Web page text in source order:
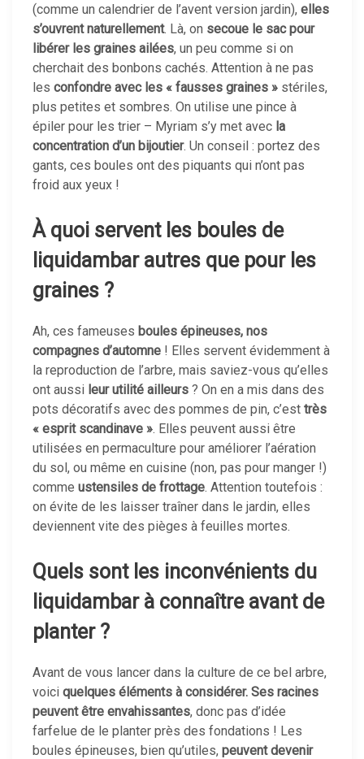
(comme un calendrier de l’avent version jardin), elles
s’ouvrent naturellement. Là, on secoue le sac pour
libérer les graines ailées, un peu comme si on
cherchait des bonbons cachés. Attention à ne pas
les confondre avec les « fausses graines » stériles,
plus petites et sombres. On utilise une pince à
épiler pour les trier – Myriam s’y met avec la
concentration d’un bijoutier. Un conseil : portez des
gants, ces boules ont des piquants qui n’ont pas
froid aux yeux !
À quoi servent les boules de
liquidambar autres que pour les
graines ?
Ah, ces fameuses boules épineuses, nos
compagnes d’automne ! Elles servent évidemment à
la reproduction de l’arbre, mais saviez-vous qu’elles
ont aussi leur utilité ailleurs ? On en a mis dans des
pots décoratifs avec des pommes de pin, c’est très
« esprit scandinave ». Elles peuvent aussi être
utilisées en permaculture pour améliorer l’aération
du sol, ou même en cuisine (non, pas pour manger !)
comme ustensiles de frottage. Attention toutefois :
on évite de les laisser traîner dans le jardin, elles
deviennent vite des pièges à feuilles mortes.
Quels sont les inconvénients du
liquidambar à connaître avant de
planter ?
Avant de vous lancer dans la culture de ce bel arbre,
voici quelques éléments à considérer. Ses racines
peuvent être envahissantes, donc pas d’idée
farfelue de le planter près des fondations ! Les
boules épineuses, bien qu’utiles, peuvent devenir